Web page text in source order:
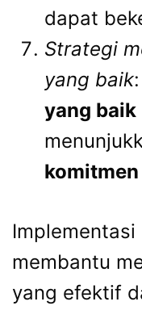
dapat
Strategi
yang baik:
yang baik
komitmen
membantu
yang efektif